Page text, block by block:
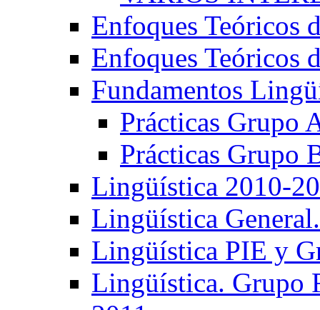
Enfoques Teóricos
Enfoques Teóricos
Fundamentos
Prácticas Grupo
Prácticas Grupo
Lingüística 2010-
Lingüística
Lingüística PIE y
Lingüística. Grupo